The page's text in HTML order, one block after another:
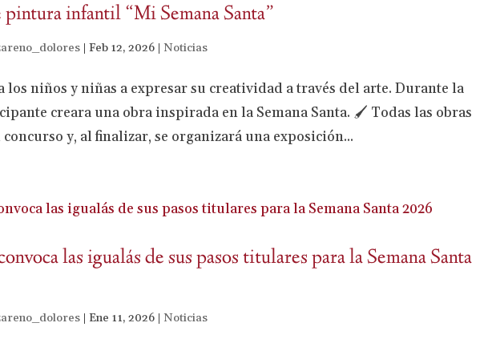
infantil “Mi Semana Santa”
|Feb 12, 2026 |Noticias
los niños y niñas a expresar su creatividad a través del arte. Durante la
creara una obra inspirada en la Semana Santa. 🖌️ Todas las obras
y, al finalizar, se organizará una exposición...
las igualás de sus pasos titulares para la Semana Santa
|Ene 11, 2026 |Noticias